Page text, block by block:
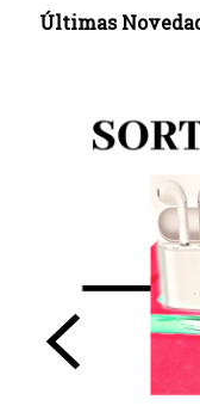
Últimas